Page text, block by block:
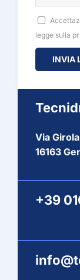
legge sulla
Via
16163
+39